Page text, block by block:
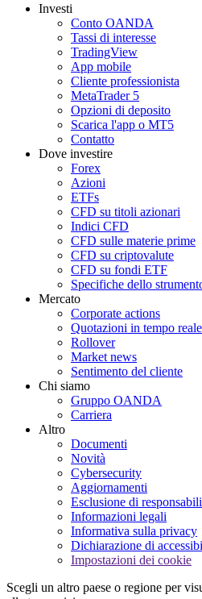
Investi
Conto OANDA
Tassi di interesse
TradingView
App mobile
Cliente professionista
MetaTrader 5
Opzioni di deposito
Scarica l'app o MT5
Contatto
Dove investire
Forex
Azioni
ETFs
CFD su titoli azionari
Indici CFD
CFD sulle materie prime
CFD su criptovalute
CFD su fondi ETF
Specifiche dello
Mercato
Corporate actions
Quotazioni in tempo reale
Rollover
Market news
Sentimento del cliente
Chi siamo
Gruppo OANDA
Carriera
Altro
Documenti
Novità
Cybersecurity
Aggiornamenti
Esclusione di
Informazioni legali
Informativa sulla privacy
Dichiarazione di
Impostazioni dei cookie
Scegli un altro paese o regione per